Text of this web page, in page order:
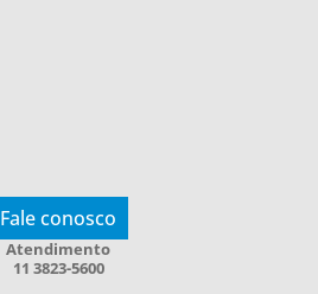
Fale conosco
Atendimento
11 3823-5600